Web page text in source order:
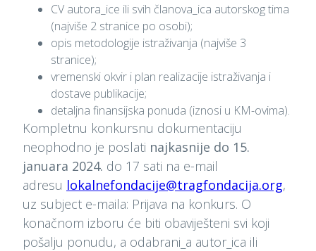
CV autora_ice ili svih članova_ica autorskog tima
(najviše 2 stranice po osobi);
opis metodologije istraživanja (najviše 3
stranice);
vremenski okvir i plan realizacije istraživanja i
dostave publikacije;
detaljna finansijska ponuda (iznosi u KM-ovima).
Kompletnu konkursnu dokumentaciju
neophodno je poslati najkasnije do 15.
januara 2024. do 17 sati na e-mail
adresu lokalnefondacije@tragfondacija.org,
uz subject e-maila: Prijava na konkurs. O
konačnom izboru će biti obaviješteni svi koji
pošalju ponudu, a odabrani_a autor_ica ili